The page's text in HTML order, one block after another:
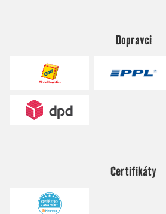
Dopravci
Certifikáty